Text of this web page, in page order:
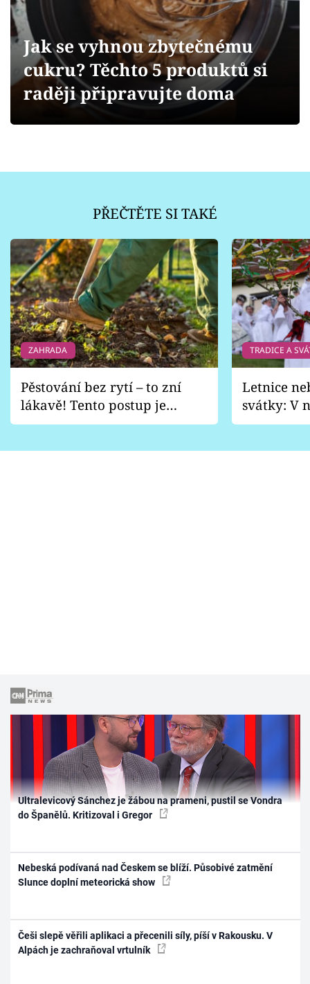
Přihlášení
Sledujte nás
Jak se vyhnou zbytečnému
cukru? Těchto 5 produktů si
raději připravujte doma
PŘEČTĚTE SI TAKÉ
ZAHRADA
Pěstování bez rytí – to zní
lákavě! Tento postup je
vhodný jen pro některé
TRADICE A
Letnice
svátky: V
pondělí
Ultralevicový Sánchez je žábou na prameni, pustil se Vondra
do Španělů. Kritizoval i Gregor
Nebeská podívaná nad Českem se blíží. Působivé zatmění
Slunce doplní meteorická show
Češi slepě věřili aplikaci a přecenili síly, píší v Rakousku. V
Alpách je zachraňoval vrtulník